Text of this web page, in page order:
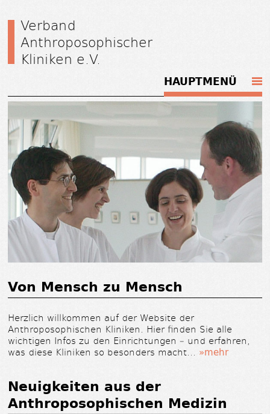
Verband
Anthroposophischer
Kliniken e.V.
HAUPTMENÜ
Von Mensch zu Mensch
Herzlich willkommen auf der Website der
Anthroposophischen Kliniken. Hier finden Sie alle
wichtigen Infos zu den Einrichtungen – und erfahren,
was diese Kliniken so besonders macht…
»mehr
Neuigkeiten aus der
Anthroposophischen Medizin